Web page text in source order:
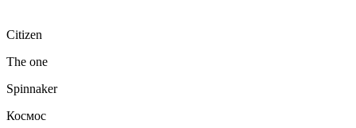
Citizen
The one
Spinnaker
Космос